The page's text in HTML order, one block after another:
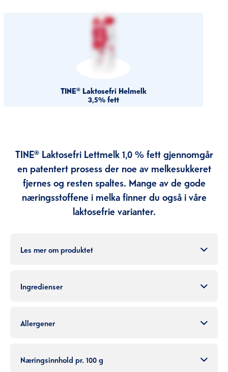
TINE® Laktosefri Helmelk
3,5% fett
TINE® Laktosefri Lettmelk 1,0 % fett gjennomgår
en patentert prosess der noe av melkesukkeret
fjernes og resten spaltes. Mange av de gode
næringsstoffene i melka finner du også i våre
laktosefrie varianter.
Les mer om produktet
Ingredienser
Allergener
Næringsinnhold pr. 100 g